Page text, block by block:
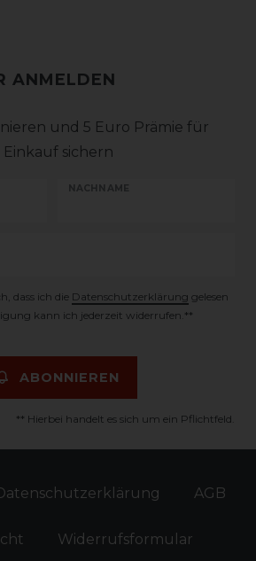
ANMELDEN
und 5 Euro Prämie für
sichern
NACHNAME
dass ich die Daten­schutz­erklärung gelesen
kann ich jederzeit widerrufen.**
ABONNIEREN
** Hierbei handelt es sich um ein Pflichtfeld.
AGB
Widerrufs­formular